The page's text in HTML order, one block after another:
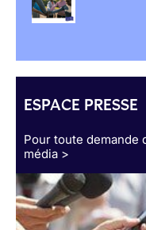
ESPACE PRESSE
Pour toute demande
média >